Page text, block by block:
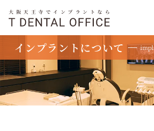
大阪天王寺でインプラントなら
インプラントについて
TOP
インプラントについて
インプラントの素材の種類と特徴を徹底解説！歯科治療
比較